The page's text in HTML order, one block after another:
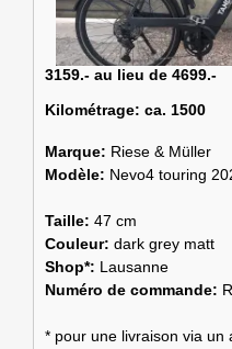
3159.- au lieu de 4699.-
Kilométrage: ca. 1500
Marque: Riese & Müller
Modèle: Nevo4 touring
Taille: 47 cm
Couleur: dark grey matt
Shop*: Lausanne
Numéro de commande:
* pour une livraison via un